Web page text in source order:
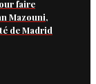
faire
Mazouni,
de Madrid